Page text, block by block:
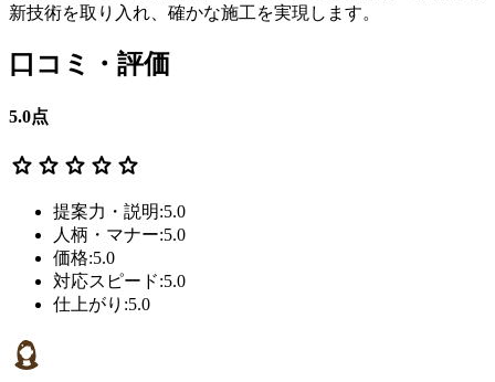
新技術を取り入れ、確かな施工を実現します。
口コミ・評価
5.0点
star star star star star
提案力・説明:5.0
人柄・マナー:5.0
価格:5.0
対応スピード:5.0
仕上がり:5.0